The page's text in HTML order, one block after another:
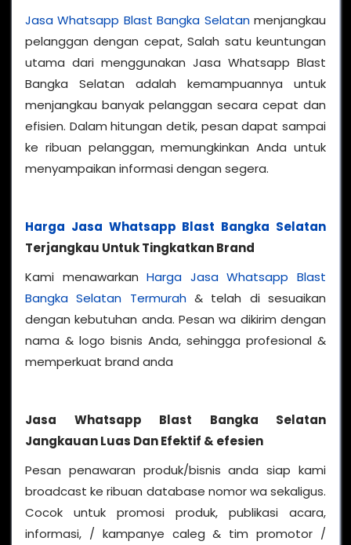
Jasa Whatsapp Blast Bangka Selatanmenjangkau
pelanggan dengan cepat, Salah satu keuntungan
utama dari menggunakan Jasa Whatsapp Blast
Bangka Selatan adalah kemampuannya untuk
menjangkau banyak pelanggan secara cepat dan
efisien. Dalam hitungan detik, pesan dapat sampai
ke ribuan pelanggan, memungkinkan Anda untuk
menyampaikan informasi dengan segera.
Harga Jasa Whatsapp Blast Bangka Selatan
Terjangkau Untuk Tingkatkan Brand
Kami menawarkanHarga Jasa Whatsapp Blast
Bangka Selatan Termurah& telah di sesuaikan
dengan kebutuhan anda. Pesan wa dikirim dengan
nama & logo bisnis Anda, sehingga profesional &
memperkuat brand anda
Jasa Whatsapp Blast Bangka Selatan
Jangkauan Luas Dan Efektif & efesien
Pesan penawaran produk/bisnis anda siap kami
broadcast ke ribuan database nomor wa sekaligus.
Cocok untuk promosi produk, publikasi acara,
informasi, / kampanye caleg & tim promotor /